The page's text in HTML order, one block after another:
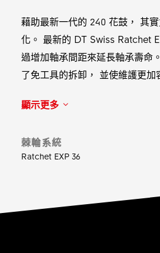
藉助最新一代的 240 花鼓， 其實力已更進一步強
化。 最新的 DT Swiss Ratchet EXP® 棘輪系統， 通
過增加軸承間距來延長軸承壽命。 新版的側蓋更簡化
了免工具的拆卸， 並使維護更加容易。 中空造型的
顯示更多
棘輪系統
Ratchet EXP 36